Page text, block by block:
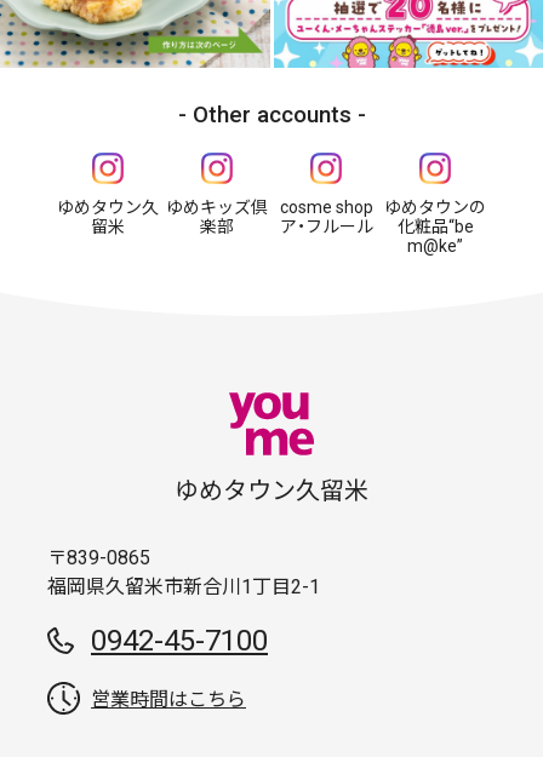
Other accounts
ゆめタウン久
留米
ゆめキッズ倶
楽部
cosme shop
ア・フルール
ゆめタウンの
化粧品“be
m@ke”
ゆめタウン久留米
〒839-0865
福岡県久留米市新合川1丁目2-1
0942-45-7100
営業時間はこちら